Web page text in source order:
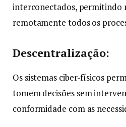
interconectados, permitindo
remotamente todos os
Descentralização:
Os sistemas ciber-físicos
tomem decisões sem
conformidade com as